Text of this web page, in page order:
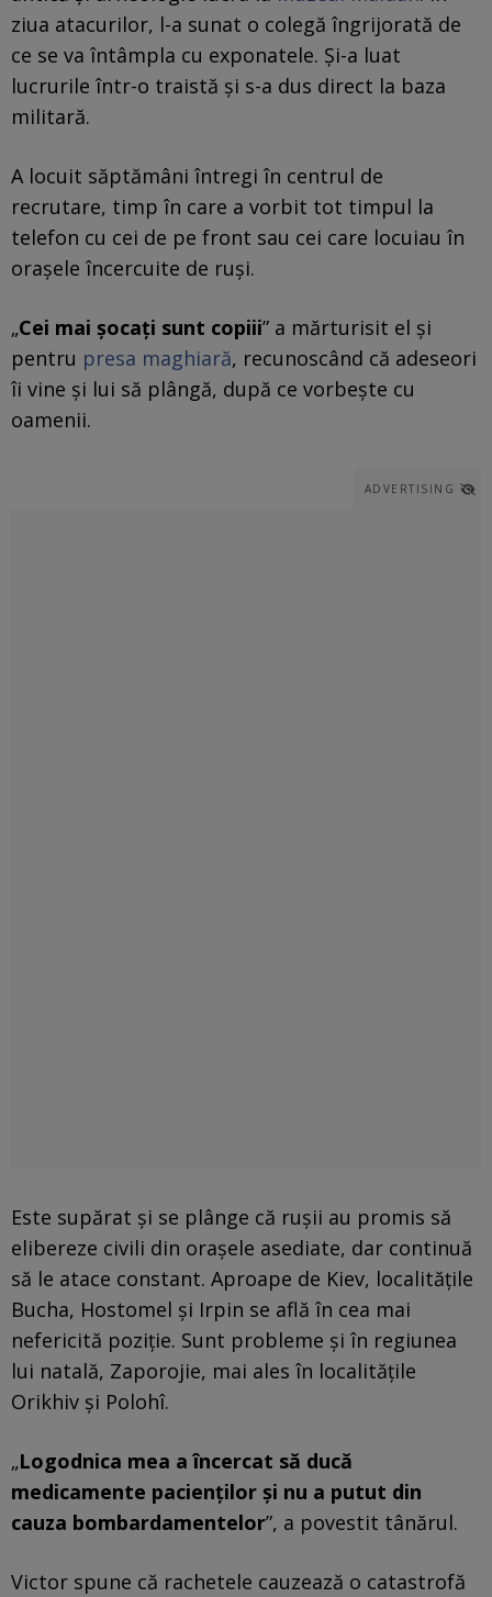
ziua atacurilor, l-a sunat o colegă îngrijorată de
ce se va întâmpla cu exponatele. Și-a luat
lucrurile într-o traistă și s-a dus direct la baza
militară.
A locuit săptămâni întregi în centrul de
recrutare, timp în care a vorbit tot timpul la
telefon cu cei de pe front sau cei care locuiau în
orașele încercuite de ruși.
„Cei mai șocați sunt copiii” a mărturisit el și
pentru presa maghiară, recunoscând că adeseori
îi vine și lui să plângă, după ce vorbește cu
oamenii.
ADVERTISING
Este supărat și se plânge că rușii au promis să
elibereze civili din orașele asediate, dar continuă
să le atace constant. Aproape de Kiev, localitățile
Bucha, Hostomel și Irpin se află în cea mai
nefericită poziție. Sunt probleme și în regiunea
lui natală, Zaporojie, mai ales în localitățile
Orikhiv și Polohî.
„Logodnica mea a încercat să ducă
medicamente pacienților și nu a putut din
cauza bombardamentelor”, a povestit tânărul.
Victor spune că rachetele cauzează o catastrofă